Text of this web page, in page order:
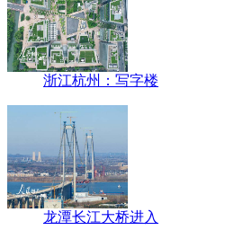
浙江杭州：写字楼
龙潭长江大桥进入